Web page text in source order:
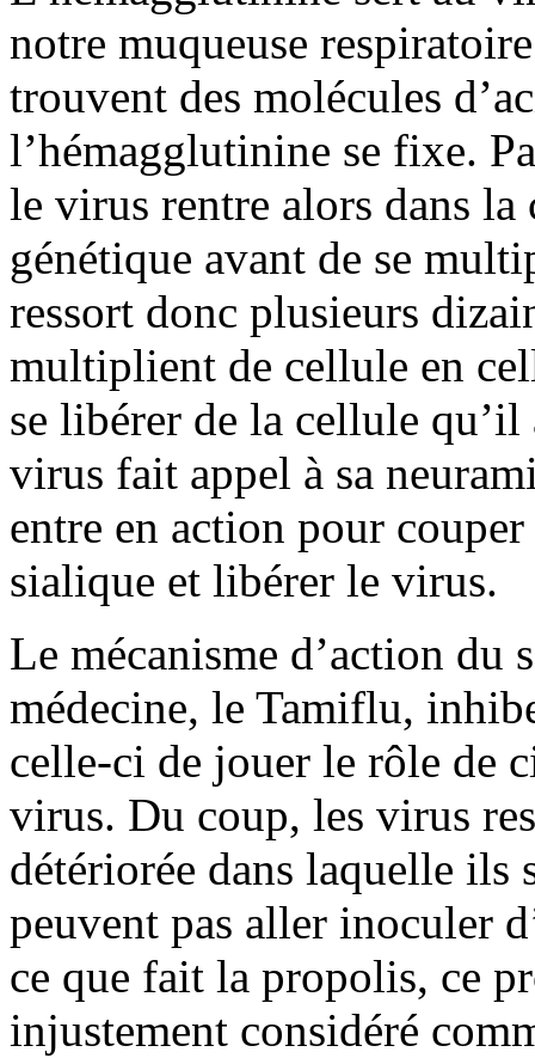
notre muqueuse
trouvent des molécules
l’hémagglutinine se fixe.
le virus rentre alors dans
génétique avant de se
ressort donc plusieurs
multiplient de cellule en
se libérer de la cellule
virus fait appel à sa
entre en action pour
sialique et libérer le virus.
Le mécanisme d’action du
médecine, le Tamiflu,
celle-ci de jouer le rôle de
virus. Du coup, les virus
détériorée dans laquelle
peuvent pas aller inoculer
ce que fait la propolis, ce
injustement considéré